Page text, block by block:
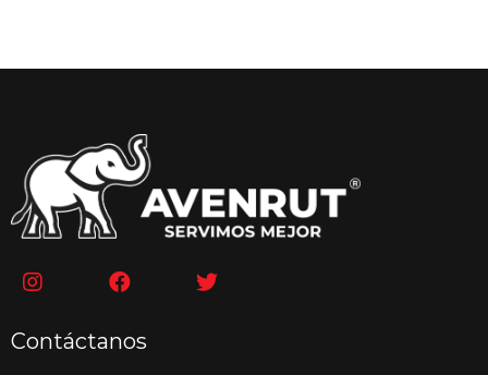
Contáctanos